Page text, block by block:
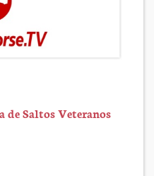
de Saltos Veteranos